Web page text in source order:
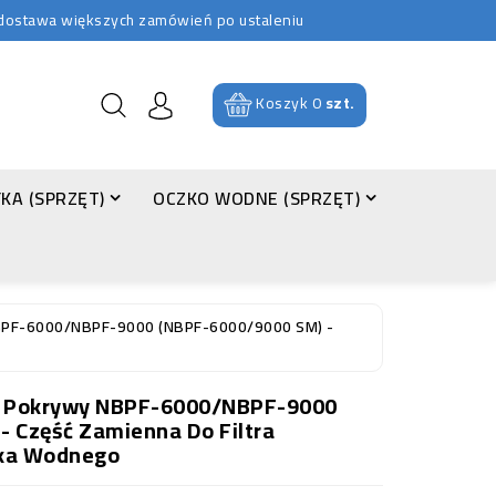
większych zamówień po ustaleniu
Koszyk0szt.
(SPRZĘT)
OCZKO WODNE (SPRZĘT)
6000/NBPF-9000 (NBPF-6000/9000 SM) -
NBPF-6000/NBPF-9000
Część Zamienna Do Filtra
Wodnego